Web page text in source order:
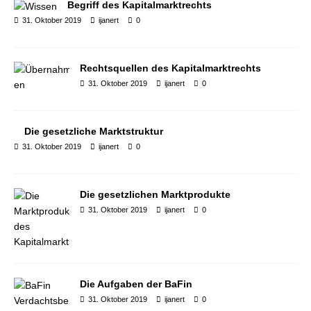
Begriff des Kapitalmarktrechts
31. Oktober 2019 ijanert 0
Rechtsquellen des Kapitalmarktrechts
31. Oktober 2019 ijanert 0
Die gesetzliche Marktstruktur
31. Oktober 2019 ijanert 0
Die gesetzlichen Marktprodukte
31. Oktober 2019 ijanert 0
Die Aufgaben der BaFin
31. Oktober 2019 ijanert 0